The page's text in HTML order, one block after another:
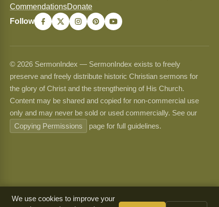
CommendationsDonate
Follow
© 2026 SermonIndex — SermonIndex exists to freely
preserve and freely distribute historic Christian sermons for
the glory of Christ and the strengthening of His Church.
Content may be shared and copied for non-commercial use
only and may never be sold or used commercially. See our
Copying Permissions
page for full guidelines.
We use cookies to improve your